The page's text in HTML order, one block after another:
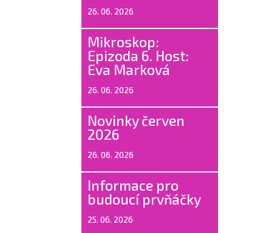
26. 06. 2026
Mikroskop:
Epizoda 6. Host:
Eva Marková
26. 06. 2026
Novinky červen
2026
26. 06. 2026
Informace pro
budoucí prvňáčky
25. 06. 2026